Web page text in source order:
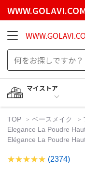
マイストア
TOP ベースメイク
Elegance La Poudre
Elégance La Poudre
(2374)